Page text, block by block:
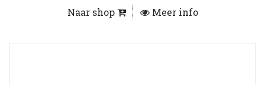
Naar shop Meer info